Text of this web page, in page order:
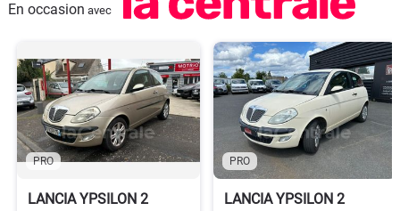
En occasion avec
PRO
LANCIA YPSILON 2
PRO
LANCIA YPSILON 2